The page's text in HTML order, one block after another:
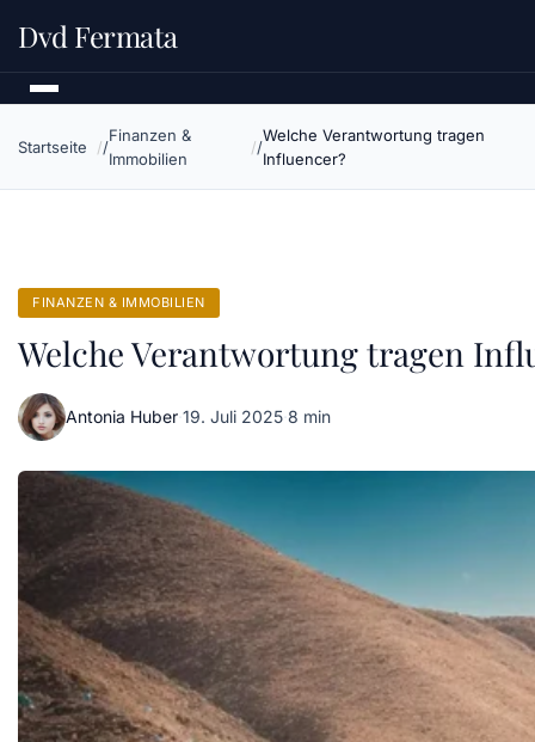
Dvd Fermata
Startseite
Finanzen &
Immobilien
Welche Verantwortung tragen
Influencer?
FINANZEN & IMMOBILIEN
Welche Verantwortung tragen
Antonia Huber·19. Juli 2025·8 min